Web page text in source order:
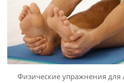
Физические упражнения для